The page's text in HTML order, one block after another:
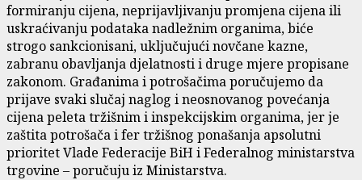
formiranju cijena, neprijavljivanju promjena cijena ili
uskraćivanju podataka nadležnim organima, biće
strogo sankcionisani, uključujući novčane kazne,
zabranu obavljanja djelatnosti i druge mjere propisane
zakonom. Građanima i potrošačima poručujemo da
prijave svaki slučaj naglog i neosnovanog povećanja
cijena peleta tržišnim i inspekcijskim organima, jer je
zaštita potrošača i fer tržišnog ponašanja apsolutni
prioritet Vlade Federacije BiH i Federalnog ministarstva
trgovine – poručuju iz Ministarstva.